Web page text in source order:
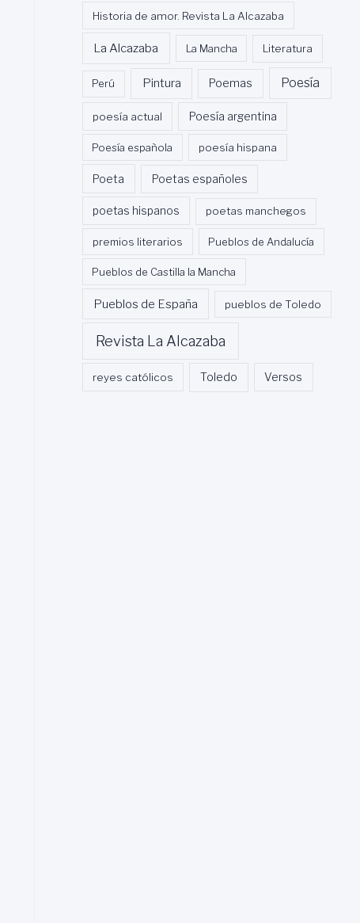
Historia de amor. Revista La Alcazaba
La Alcazaba La Mancha Literatura
Perú Pintura Poemas Poesía
poesía actual Poesía argentina
Poesía española poesía hispana
Poeta Poetas españoles
poetas hispanos poetas manchegos
premios literarios Pueblos de Andalucía
Pueblos de Castilla la Mancha
Pueblos de España pueblos de Toledo
Revista La Alcazaba
reyes católicos Toledo Versos